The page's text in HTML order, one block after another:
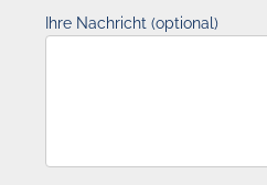
Ihre Nachricht (optional)